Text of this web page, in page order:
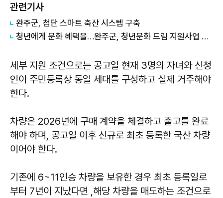
관련기사
완주군, 첨단 스마트 축산 시스템 구축
청년에게 문화 혜택을…완주군, 청년문화 드림 지원사업 추진
세부 지원 조건으로는 공고일 현재 3명의 자녀와 신청
인이 주민등록상 동일 세대를 구성하고 실제 거주해야
한다.
차량은 2026년에 구매 계약을 체결하고 출고를 완료
해야 하며, 공고일 이후 신규로 최초 등록한 국산 차량
이어야 한다.
기존에 6~11인승 차량을 보유한 경우 최초 등록일로
부터 7년이 지났다면 ,해당 차량을 매도하는 조건으로